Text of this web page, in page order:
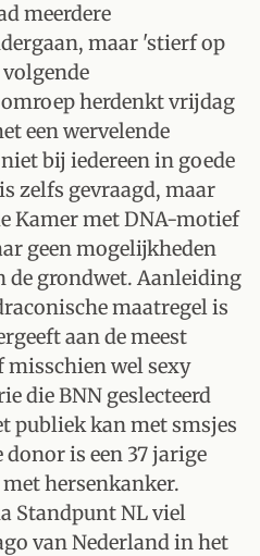
meerdere
maar 'stierf op
herdenkt vrijdag
een wervelende
bij iedereen in goede
zelfs gevraagd, maar
Kamer met DNA-motief
geen mogelijkheden
de grondwet. Aanleiding
maatregel is
aan de meest
misschien wel sexy
die BNN geslecteerd
publiek kan met smsjes
is een 37 jarige
hersenkanker.
Standpunt NL viel
van Nederland in het